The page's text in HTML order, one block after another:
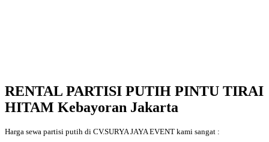
RENTAL PARTISI PUTIH PINTU TIRAI
HITAM Kebayoran Jakarta
Harga sewa partisi putih di CV.SURYA JAYA EVENT kami sangat :